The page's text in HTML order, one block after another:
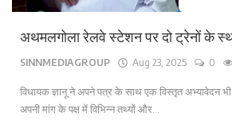
अथमलगोला रेलवे स्टेशन पर दो ट्रेनों के
SINNMEDIAGROUP Aug 23, 2025 0
विधायक ज्ञानू ने अपने पत्र के साथ एक विस्तृत अभ्यावेदन
अपनी मांग के पक्ष में विभिन्न तथ्यों और...